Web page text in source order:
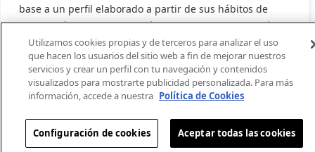
base a un perfil elaborado a partir de sus hábitos de
navegación (por ejemplo, páginas visitadas). Para más
información consulte la política de cookies. Puede
aceptar todas las cookies pulsando el botón "Aceptar" o
configurarlas o rechazar su uso pulsando el botón
"Configurar".
Configuración Aceptar
Utilizamos cookies propias y de terceros para analizar el uso
que hacen los usuarios del sitio web a fin de mejorar nuestros
servicios y crear un perfil con tu navegación y contenidos
visualizados para mostrarte publicidad personalizada. Para más
información, accede a nuestra Política de Cookies
Configuración de cookies Aceptar todas las cookies